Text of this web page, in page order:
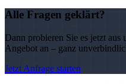
Alle Fragen geklärt?
Dann probieren Sie es jetzt
Angebot an – ganz
Jetzt Anfrage starten